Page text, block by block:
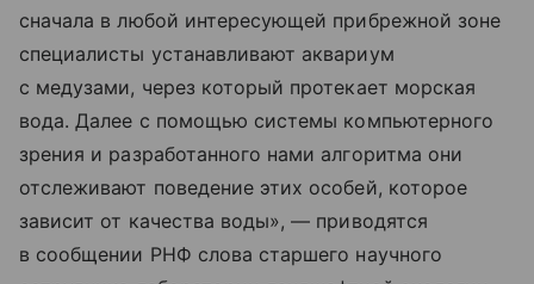
сначала в любой интересующей прибрежной зоне
специалисты устанавливают аквариум
с медузами, через который протекает морская
вода. Далее с помощью системы компьютерного
зрения и разработанного нами алгоритма они
отслеживают поведение этих особей, которое
зависит от качества воды», — приводятся
в сообщении РНФ слова старшего научного